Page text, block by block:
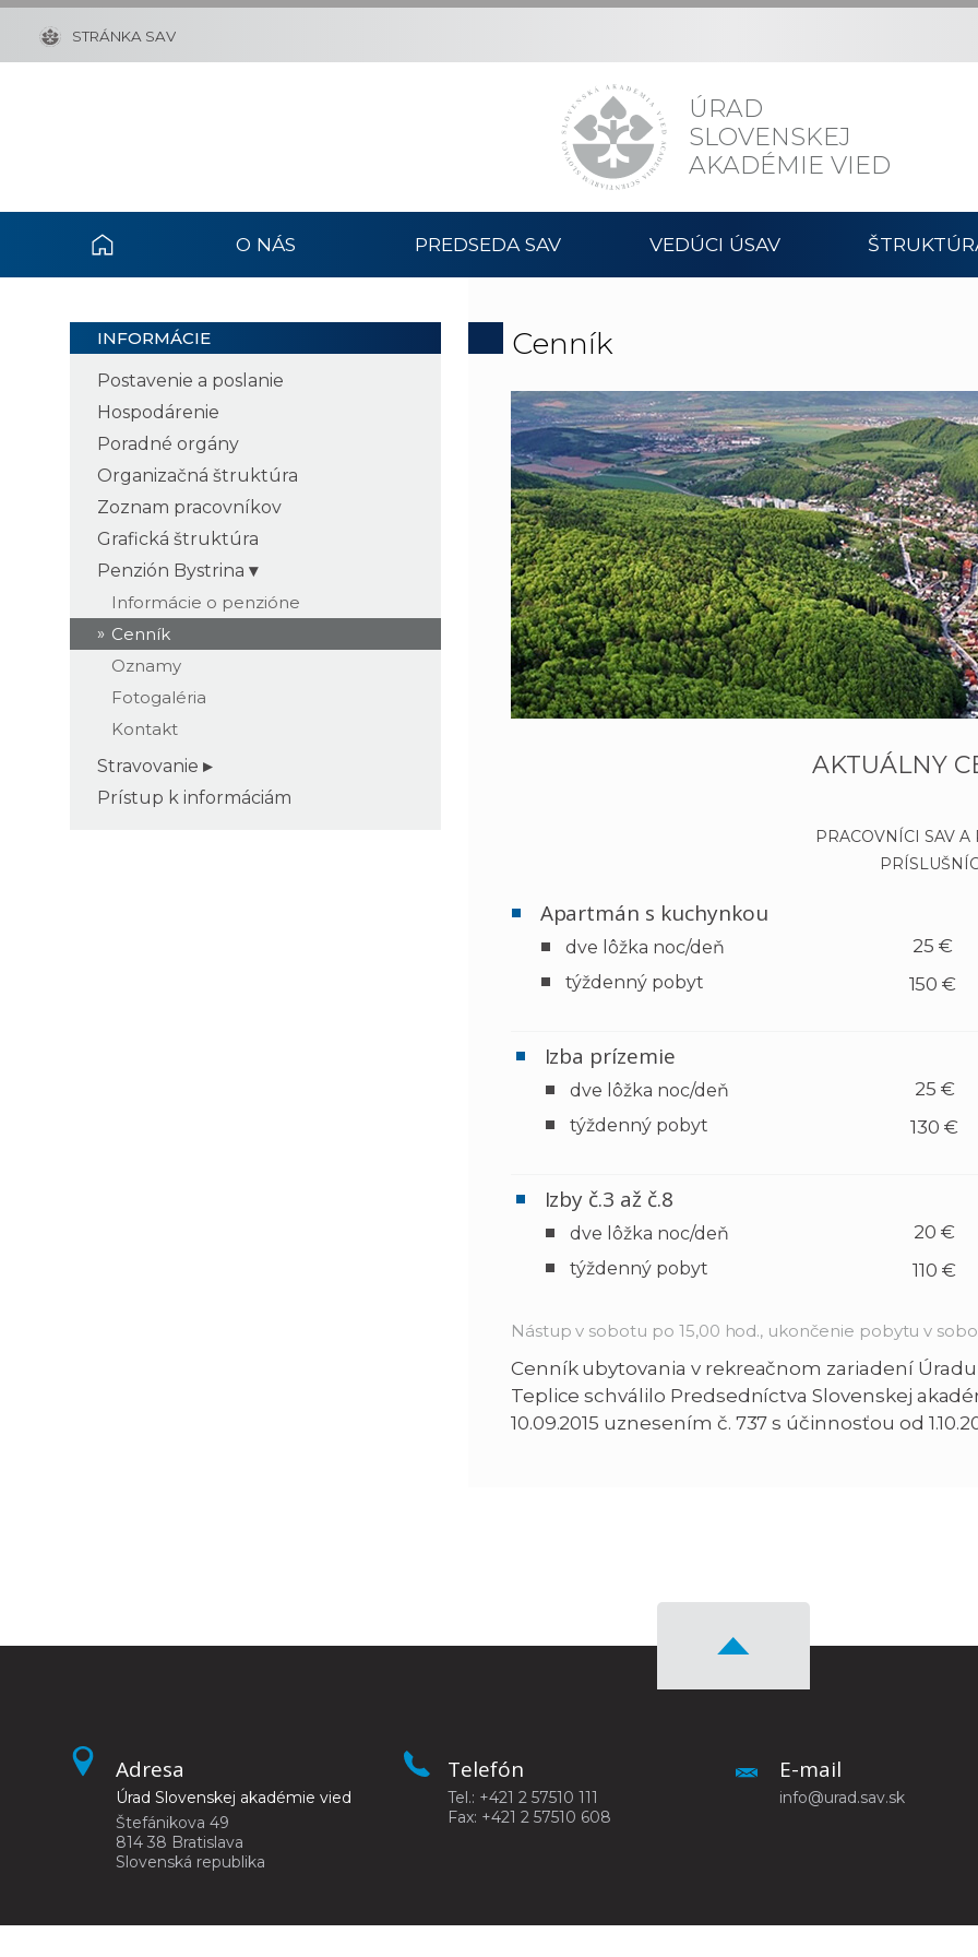
ÚRAD
SLOVENSKEJ
AKADÉMIE VIED
STRÁNKA SAV
O NÁS PREDSEDA SAV VEDÚCI ÚSAV
INFORMÁCIE
Postavenie a poslanie
Hospodárenie
Poradné orgány
Organizačná štruktúra
Zoznam pracovníkov
Grafická štruktúra
Penzión Bystrina
Informácie o penzióne
Cenník
Oznamy
Fotogaléria
Kontakt
Stravovanie
Prístup k informáciám
Cenník
AKTUÁLNY
PRACOVNÍCI SAV A
Apartmán s kuchynkou
dve lôžka noc/deň
týždenný pobyt
25 €
150 €
Izba prízemie
dve lôžka noc/deň
týždenný pobyt
25 €
130 €
Izby č.3 až č.8
dve lôžka noc/deň
týždenný pobyt
20 €
110 €
Nástup v sobotu po 15,00 hod., ukončenie pobytu v
Cenník ubytovania v rekreačnom zariadení
Teplice schválilo Predsedníctva Slovenskej
10.09.2015 uznesením č. 737 s účinnosťou od
Adresa
Úrad Slovenskej akadémie vied
Štefánikova 49
814 38 Bratislava
Slovenská republika
Telefón
Tel.: +421 2 57510 111
Fax: +421 2 57510 608
E-mail
info@urad.sav.sk